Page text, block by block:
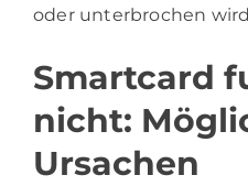
oder unterbrochen
Smartcard
nicht:
Ursachen